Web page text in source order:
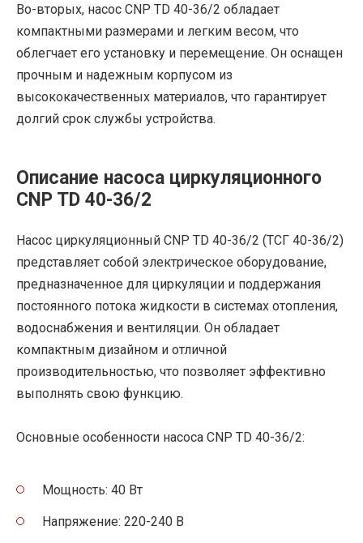
Во-вторых, насос CNP TD 40-36/2 обладает
компактными размерами и легким весом, что
облегчает его установку и перемещение. Он оснащен
прочным и надежным корпусом из
высококачественных материалов, что гарантирует
долгий срок службы устройства.
Описание насоса циркуляционного
CNP TD 40-36/2
Насос циркуляционный CNP TD 40-36/2 (ТСГ 40-36/2)
представляет собой электрическое оборудование,
предназначенное для циркуляции и поддержания
постоянного потока жидкости в системах отопления,
водоснабжения и вентиляции. Он обладает
компактным дизайном и отличной
производительностью, что позволяет эффективно
выполнять свою функцию.
Основные особенности насоса CNP TD 40-36/2:
Мощность: 40 Вт
Напряжение: 220-240 В